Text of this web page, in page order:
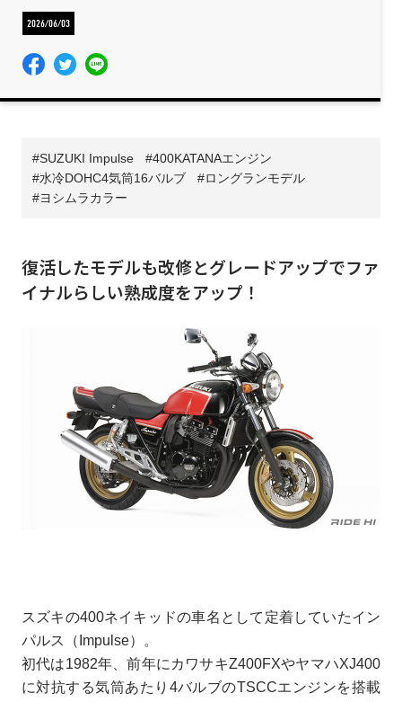
2026/06/03
SUZUKI Impulse
400KATANAエンジン
水冷DOHC4気筒16バルブ
ロングランモデル
ヨシムラカラー
復活したモデルも改修とグレードアップでファ
イナルらしい熟成度をアップ！
スズキの400ネイキッドの車名として定着していたイン
パルス（Impulse）。
初代は1982年、前年にカワサキZ400FXやヤマハXJ400
に対抗する気筒あたり4バルブのTSCCエンジンを搭載